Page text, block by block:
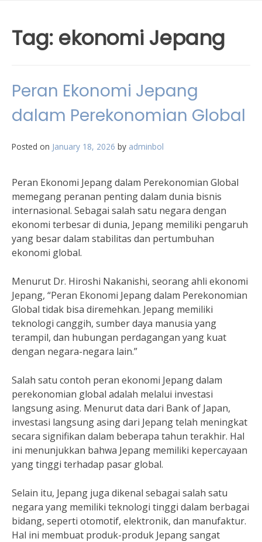
Tag: ekonomi Jepang
Peran Ekonomi Jepang
dalam Perekonomian Global
Posted on January 18, 2026 by adminbol
Peran Ekonomi Jepang dalam Perekonomian Global
memegang peranan penting dalam dunia bisnis
internasional. Sebagai salah satu negara dengan
ekonomi terbesar di dunia, Jepang memiliki pengaruh
yang besar dalam stabilitas dan pertumbuhan
ekonomi global.
Menurut Dr. Hiroshi Nakanishi, seorang ahli ekonomi
Jepang, “Peran Ekonomi Jepang dalam Perekonomian
Global tidak bisa diremehkan. Jepang memiliki
teknologi canggih, sumber daya manusia yang
terampil, dan hubungan perdagangan yang kuat
dengan negara-negara lain.”
Salah satu contoh peran ekonomi Jepang dalam
perekonomian global adalah melalui investasi
langsung asing. Menurut data dari Bank of Japan,
investasi langsung asing dari Jepang telah meningkat
secara signifikan dalam beberapa tahun terakhir. Hal
ini menunjukkan bahwa Jepang memiliki kepercayaan
yang tinggi terhadap pasar global.
Selain itu, Jepang juga dikenal sebagai salah satu
negara yang memiliki teknologi tinggi dalam berbagai
bidang, seperti otomotif, elektronik, dan manufaktur.
Hal ini membuat produk-produk Jepang sangat